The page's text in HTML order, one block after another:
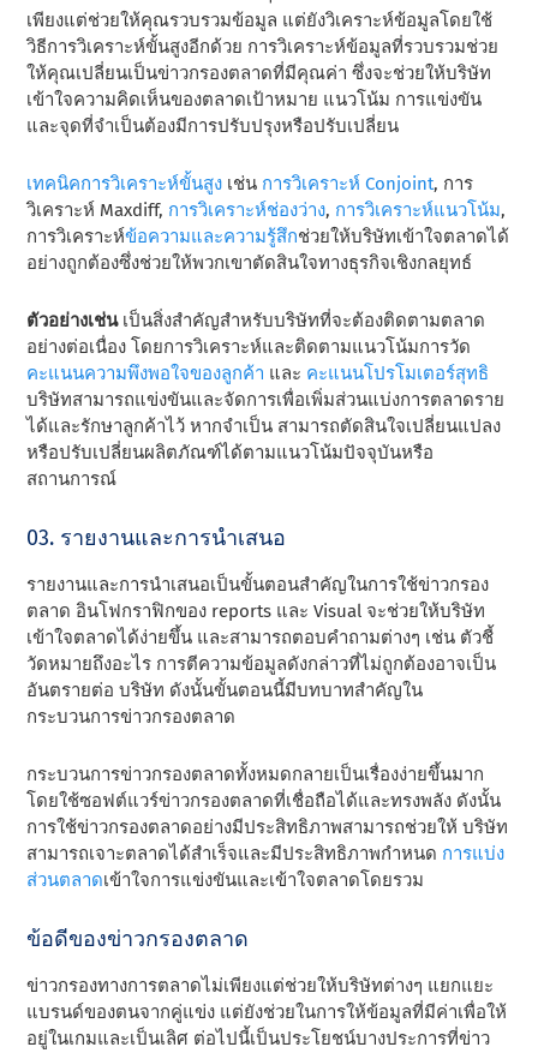
เพียงแต่ช่วยให้คุณรวบรวมข้อมูล แต่ยังวิเคราะห์ข้อมูลโดยใช้
วิธีการวิเคราะห์ขั้นสูงอีกด้วย การวิเคราะห์ข้อมูลที่รวบรวมช่วย
ให้คุณเปลี่ยนเป็นข่าวกรองตลาดที่มีคุณค่า ซึ่งจะช่วยให้บริษัท
เข้าใจความคิดเห็นของตลาดเป้าหมาย แนวโน้ม การแข่งขัน
และจุดที่จําเป็นต้องมีการปรับปรุงหรือปรับเปลี่ยน
เทคนิคการวิเคราะห์ขั้นสูง เช่น การวิเคราะห์ Conjoint, การ
วิเคราะห์ Maxdiff, การวิเคราะห์ช่องว่าง, การวิเคราะห์แนวโน้ม,
การวิเคราะห์ข้อความและความรู้สึกช่วยให้บริษัทเข้าใจตลาดได้
อย่างถูกต้องซึ่งช่วยให้พวกเขาตัดสินใจทางธุรกิจเชิงกลยุทธ์
ตัวอย่างเช่นเป็นสิ่งสําคัญสําหรับบริษัทที่จะต้องติดตามตลาด
อย่างต่อเนื่อง โดยการวิเคราะห์และติดตามแนวโน้มการวัด
คะแนนความพึงพอใจของลูกค้า และ คะแนนโปรโมเตอร์สุทธิ
บริษัทสามารถแข่งขันและจัดการเพื่อเพิ่มส่วนแบ่งการตลาดราย
ได้และรักษาลูกค้าไว้ หากจําเป็น สามารถตัดสินใจเปลี่ยนแปลง
หรือปรับเปลี่ยนผลิตภัณฑ์ได้ตามแนวโน้มปัจจุบันหรือ
สถานการณ์
03. รายงานและการนําเสนอ
รายงานและการนําเสนอเป็นขั้นตอนสําคัญในการใช้ข่าวกรอง
ตลาด อินโฟกราฟิกของ reports และ Visual จะช่วยให้บริษัท
เข้าใจตลาดได้ง่ายขึ้น และสามารถตอบคําถามต่างๆ เช่น ตัวชี้
วัดหมายถึงอะไร การตีความข้อมูลดังกล่าวที่ไม่ถูกต้องอาจเป็น
อันตรายต่อ บริษัท ดังนั้นขั้นตอนนี้มีบทบาทสําคัญใน
กระบวนการข่าวกรองตลาด
กระบวนการข่าวกรองตลาดทั้งหมดกลายเป็นเรื่องง่ายขึ้นมาก
โดยใช้ซอฟต์แวร์ข่าวกรองตลาดที่เชื่อถือได้และทรงพลัง ดังนั้น
การใช้ข่าวกรองตลาดอย่างมีประสิทธิภาพสามารถช่วยให้ บริษัท
สามารถเจาะตลาดได้สําเร็จและมีประสิทธิภาพกําหนด การแบ่ง
ส่วนตลาดเข้าใจการแข่งขันและเข้าใจตลาดโดยรวม
ข้อดีของข่าวกรองตลาด
ข่าวกรองทางการตลาดไม่เพียงแต่ช่วยให้บริษัทต่างๆ แยกแยะ
แบรนด์ของตนจากคู่แข่ง แต่ยังช่วยในการให้ข้อมูลที่มีค่าเพื่อให้
อยู่ในเกมและเป็นเลิศ ต่อไปนี้เป็นประโยชน์บางประการที่ข่าว